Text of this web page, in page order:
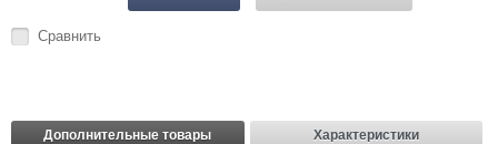
Сравнить
Дополнительные товары Характеристики